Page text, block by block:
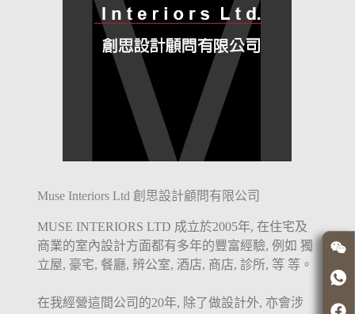
Muse Interiors Ltd 創思設計顧問有限公司
MUSE INTERIORS LTD 成立於2005年, 在住宅及
商業的室內設計方面都有多年的豐富經驗, 例如 獨
立屋, 豪宅, 餐廳, 辨公室, 酒店, 商店, 診所, 等 等。
在我經營這間公司的20年, 除了做設計外, 亦會涉